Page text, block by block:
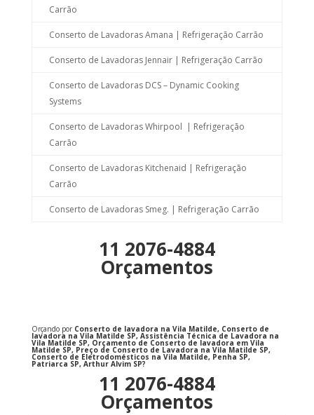
Carrão
Conserto de Lavadoras Amana | Refrigeração Carrão
Conserto de Lavadoras Jennair | Refrigeração Carrão
Conserto de Lavadoras DCS – Dynamic Cooking
Systems
Conserto de Lavadoras Whirpool | Refrigeração
Carrão
Conserto de Lavadoras Kitchenaid | Refrigeração
Carrão
Conserto de Lavadoras Smeg. | Refrigeração Carrão
11 2076-4884
Orçamentos
Orçando por Conserto de lavadora na Vila Matilde, Conserto de
lavadora na Vila Matilde SP, Assistência Técnica de Lavadora na
Vila Matilde SP, Orçamento de Conserto de lavadora em Vila
Matilde SP, Preço de Conserto de Lavadora na Vila Matilde SP,
Conserto de Eletrodomésticos na Vila Matilde, Penha SP,
Patriarca SP, Arthur Alvim SP?
11 2076-4884
Orçamentos